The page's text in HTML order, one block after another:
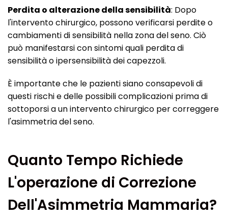
Perdita o alterazione della sensibilità: Dopo
l'intervento chirurgico, possono verificarsi perdite o
cambiamenti di sensibilità nella zona del seno. Ciò
può manifestarsi con sintomi quali perdita di
sensibilità o ipersensibilità dei capezzoli.
È importante che le pazienti siano consapevoli di
questi rischi e delle possibili complicazioni prima di
sottoporsi a un intervento chirurgico per correggere
l'asimmetria del seno.
Quanto Tempo Richiede
L'operazione di Correzione
Dell'Asimmetria Mammaria?